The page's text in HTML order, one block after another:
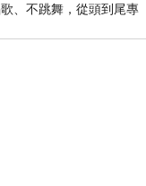
、不跳舞，從頭到尾專
作超過12個鐘